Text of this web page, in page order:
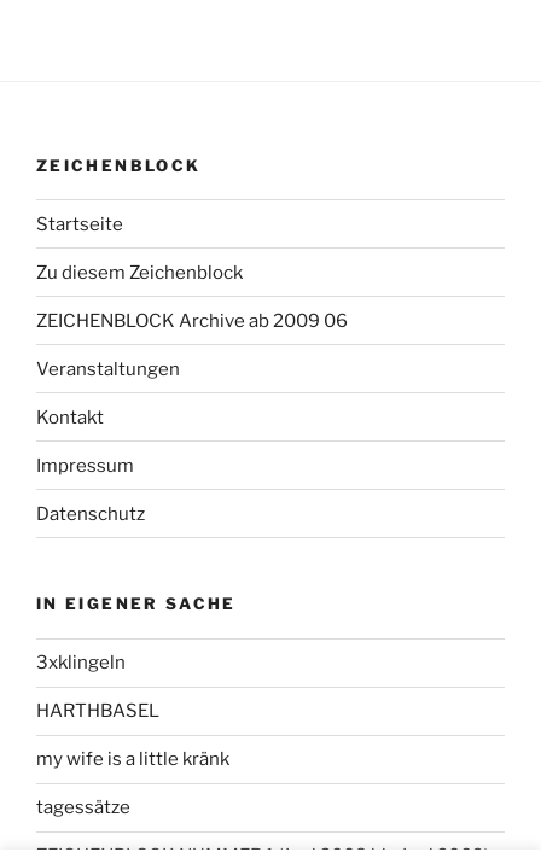
ZEICHENBLOCK
Startseite
Zu diesem Zeichenblock
ZEICHENBLOCK Archive ab 2009 06
Veranstaltungen
Kontakt
Impressum
Datenschutz
IN EIGENER SACHE
3xklingeln
HARTHBASEL
my wife is a little kränk
tagessätze